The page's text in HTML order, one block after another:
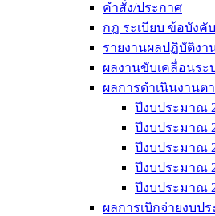
คำสั่ง/ประกาศ
กฎ ระเบียบ ข้อบังคับ
รายงานผลปฏิบัติงา
ผลงานขับเคลื่อนร
ผลการดำเนินงานต
ปีงบประมาณ
ปีงบประมาณ
ปีงบประมาณ
ปีงบประมาณ
ปีงบประมาณ
ผลการเบิกจ่ายงบป